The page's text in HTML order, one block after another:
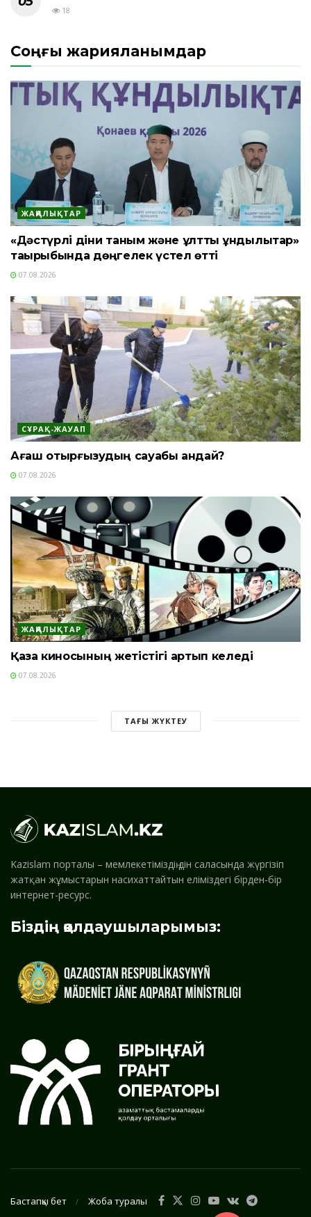
18
Соңғы жарияланымдар
ЖАҢАЛЫҚТАР
«Дәстүрлі діни таным және ұлттық құндылықтар»
тақырыбында дөңгелек үстел өтті
07.08.2026
СҰРАҚ-ЖАУАП
Ағаш отырғызудың сауабы қандай?
07.08.2026
ЖАҢАЛЫҚТАР
Қазақ киносының жетістігі артып келеді
07.08.2026
ТАҒЫ ЖҮКТЕУ
Kazislam порталы – мемлекетіміздің дін саласында жүргізіп
жатқан жұмыстарын насихаттайтын еліміздегі бірден-бір
интернет-ресурс.
Біздің қолдаушыларымыз:
Бастапқы бет Жоба туралы